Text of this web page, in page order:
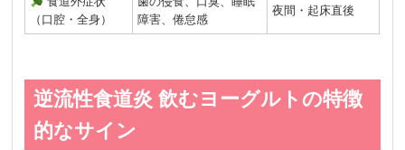
（口腔・全身）
障害、倦怠感
夜間・起床直後
逆流性食道炎 飲むヨーグルトの特徴
的なサイン